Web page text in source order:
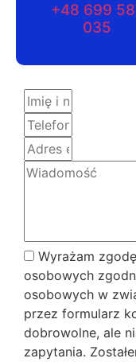
+48 699
035
Wyrażam
osobowych
osobowych w
przez formularz
dobrowolne, ale
zapytania.